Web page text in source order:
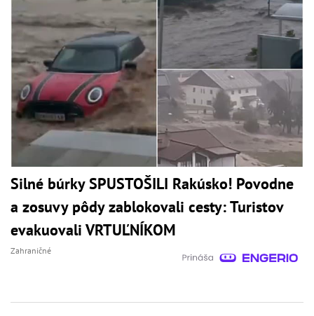
Silné búrky SPUSTOŠILI Rakúsko! Povodne
a zosuvy pôdy zablokovali cesty: Turistov
evakuovali VRTUĽNÍKOM
Zahraničné